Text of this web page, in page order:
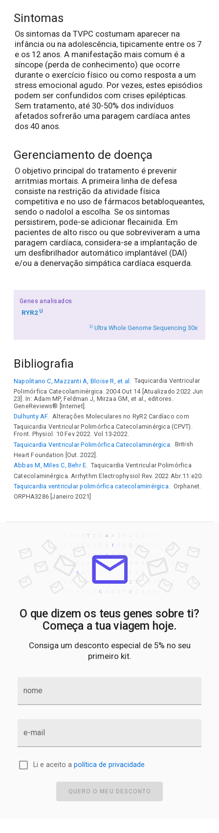
Sintomas
Os sintomas da TVPC costumam aparecer na
infância ou na adolescência, tipicamente entre os 7
e os 12 anos. A manifestação mais comum é a
síncope (perda de conhecimento) que ocorre
durante o exercício físico ou como resposta a um
stress emocional agudo. Por vezes, estes episódios
podem ser confundidos com crises epilépticas.
Sem tratamento, até 30-50% dos indivíduos
afetados sofrerão uma paragem cardíaca antes
dos 40 anos.
Gerenciamento de doença
O objetivo principal do tratamento é prevenir
arritmias mortais. A primeira linha de defesa
consiste na restrição da atividade física
competitiva e no uso de fármacos betabloqueantes,
sendo o nadolol a escolha. Se os sintomas
persistirem, pode-se adicionar flecainida. Em
pacientes de alto risco ou que sobreviveram a uma
paragem cardíaca, considera-se a implantação de
um desfibrilhador automático implantável (DAI)
e/ou a denervação simpática cardíaca esquerda.
Genes analisados
RYR2 U
U Ultra Whole Genome Sequencing 30x
Bibliografia
Napolitano C, Mazzanti A, Bloise R, et al.
Taquicardia Ventricular
Polimórfica Catecolaminérgica. 2004 Out 14 [Atualizado 2022 Jun
23]. In: Adam MP, Feldman J, Mirzaa GM, et al., editores.
GeneReviews® [Internet].
Dulhunty AF. Alterações Moleculares no RyR2 Cardíaco com
Taquicardia Ventricular Polimórfica Catecolaminérgica (CPVT).
Front. Physiol. 10 Fev 2022. Vol 13-2022.
Taquicardia Ventricular Polimórfica Catecolaminérgica.
British
Heart Foundation [Out. 2022].
Abbas M, Miles C, Behr E. Taquicardia Ventricular Polimórfica
Catecolaminérgica. Arrhythm Electrophysiol Rev. 2022 Abr.11:e20.
Taquicardia ventricular polimórfica catecolaminérgica.
Orphanet.
ORPHA3286 [Janeiro 2021]
O que dizem os teus genes sobre ti?
Começa a tua viagem hoje.
Consiga um desconto especial de 5% no seu
primeiro kit.
nome
e-mail
Li e aceito a política de privacidade
QUERO O MEU DESCONTO